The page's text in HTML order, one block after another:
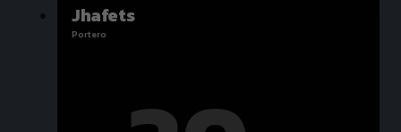
Jhafets
Portero